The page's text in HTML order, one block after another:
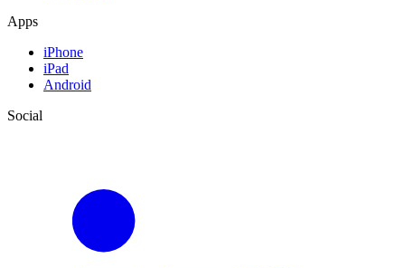
Apps
iPhone
iPad
Android
Social